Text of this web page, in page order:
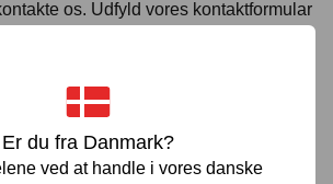
Er du fra Danmark?
ved at handle i vores danske
os. Udfyld vores kontaktformular
KONTAKT OS